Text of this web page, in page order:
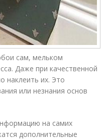
сам, мельком
Даже при качественной
наклеить их. Это
или незнания основ
на самих
дополнительные